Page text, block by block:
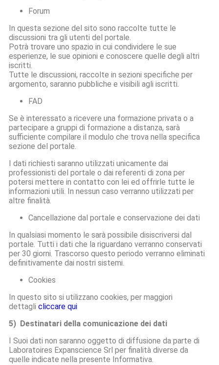
Forum
In questa sezione del sito sono raccolte tutte le
discussioni tra gli utenti del portale.
Potrà trovare uno spazio in cui condividere le sue
esperienze, le sue opinioni e conoscere quelle degli altri
iscritti.
Tutte le discussioni, raccolte in sezioni specifiche per
argomento, saranno pubbliche e visibili agli iscritti.
FAD
Se è interessato a ricevere una formazione privata o a
partecipare a gruppi di formazione a distanza, sarà
sufficiente compilare il modulo che trova nella specifica
sezione del portale.
I dati richiesti saranno utilizzati unicamente dai
professionisti del portale o dai referenti di zona per
potersi mettere in contatto con lei ed offrirle tutte le
informazioni utili. In nessun caso verranno utilizzati per
altre finalità.
Cancellazione dal portale e conservazione dei dati
In qualsiasi momento le sarà possibile disiscriversi dal
portale. Tutti i dati che la riguardano verranno conservati
per 30 giorni. Trascorso questo periodo verranno eliminati
definitivamente dai nostri sistemi.
Cookies
In questo sito si utilizzano cookies, per maggiori
dettagli cliccare qui
5) Destinatari della comunicazione dei dati
I Suoi dati non saranno oggetto di diffusione da parte di
Laboratoires Expanscience Srl per finalità diverse da
quelle indicate nella presente Informativa.